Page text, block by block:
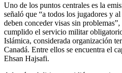
Uno de los puntos centrales es la
señaló que “a todos los jugadores y
deben conceder visas sin
cumplido el servicio militar
Islámica, considerada organización
Canadá. Entre ellos se encuentra el
Ehsan Hajsafi.